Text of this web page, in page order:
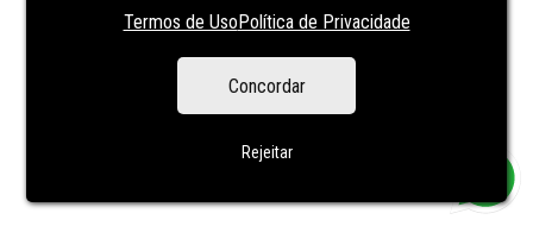
Termos de UsoPolítica de Privacidade
Concordar
Rejeitar